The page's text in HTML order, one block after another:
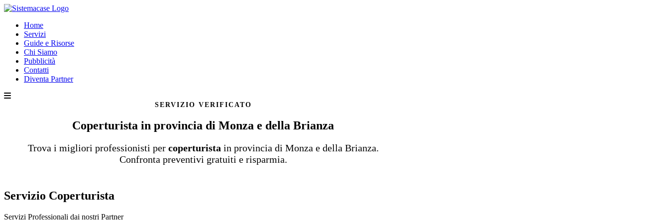
Home
Servizi
Guide e Risorse
Chi Siamo
Pubblicità
Contatti
Diventa Partner
SERVIZIO VERIFICATO
Coperturista in provincia di Monza e della Brianza
Trova i migliori professionisti per coperturista in provincia di Monza e della Brianza.
Confronta preventivi gratuiti e risparmia.
Servizio Coperturista
Servizi Professionali dai nostri Partner